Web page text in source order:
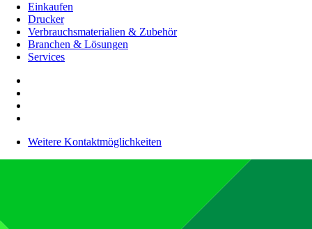
Einkaufen
Drucker
Verbrauchsmaterialien & Zubehör
Branchen & Lösungen
Services
Weitere Kontaktmöglichkeiten